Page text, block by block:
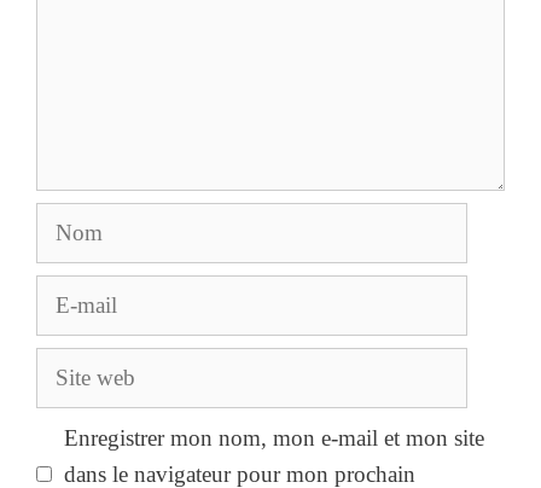
Nom
E-
Site
Enregistrer mon nom, mon e-mail et mon site
dans le navigateur pour mon prochain